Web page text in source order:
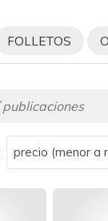
FOLLETOS